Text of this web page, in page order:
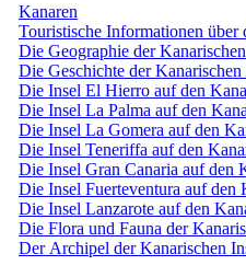
Kanaren
Touristische Informationen über
Die Geographie der
Die Geschichte der Kanarischen
Die Insel El Hierro auf den
Die Insel La Palma auf den
Die Insel La Gomera auf den
Die Insel Teneriffa auf den
Die Insel Gran Canaria auf den
Die Insel Fuerteventura auf den
Die Insel Lanzarote auf den
Die Flora und Fauna der
Der Archipel der Kanarischen